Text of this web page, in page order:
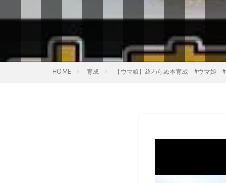
HOME 育成 【ウマ娘】終わらぬ本育成 #ウマ娘 #